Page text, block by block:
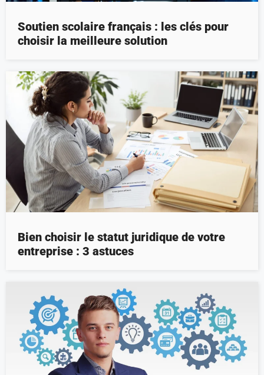
Soutien scolaire français : les clés pour
choisir la meilleure solution
Bien choisir le statut juridique de votre
entreprise : 3 astuces